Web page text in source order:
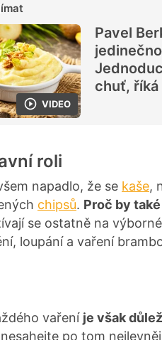
VIDEO
Pavel
chuť, říká
roli
napadlo, že se kaše,
chipsů. Proč by
se ostatně na
loupání a vaření
vaření je však
po tom